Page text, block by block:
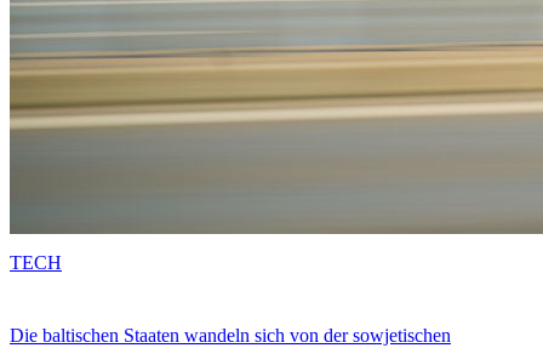
Die baltischen Staaten wandeln sich von der sowjetischen
TECH